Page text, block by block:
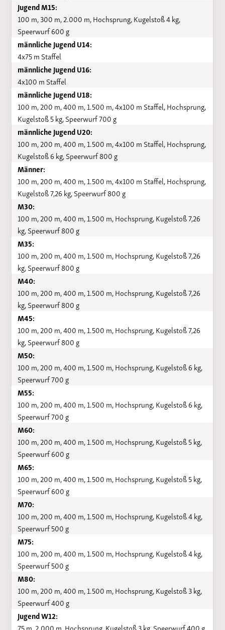
Jugend M15:
100 m, 300 m, 2.000 m, Hochsprung, Kugelstoß 4 kg,
Speerwurf 600 g
männliche Jugend U14:
4x75 m Staffel
männliche Jugend U16:
4x100 m Staffel
männliche Jugend U18:
100 m, 200 m, 400 m, 1.500 m, 4x100 m Staffel, Hochsprung,
Kugelstoß 5 kg, Speerwurf 700 g
männliche Jugend U20:
100 m, 200 m, 400 m, 1.500 m, 4x100 m Staffel, Hochsprung,
Kugelstoß 6 kg, Speerwurf 800 g
Männer:
100 m, 200 m, 400 m, 1.500 m, 4x100 m Staffel, Hochsprung,
Kugelstoß 7,26 kg, Speerwurf 800 g
M30:
100 m, 200 m, 400 m, 1.500 m, Hochsprung, Kugelstoß 7,26
kg, Speerwurf 800 g
M35:
100 m, 200 m, 400 m, 1.500 m, Hochsprung, Kugelstoß 7,26
kg, Speerwurf 800 g
M40:
100 m, 200 m, 400 m, 1.500 m, Hochsprung, Kugelstoß 7,26
kg, Speerwurf 800 g
M45:
100 m, 200 m, 400 m, 1.500 m, Hochsprung, Kugelstoß 7,26
kg, Speerwurf 800 g
M50:
100 m, 200 m, 400 m, 1.500 m, Hochsprung, Kugelstoß 6 kg,
Speerwurf 700 g
M55:
100 m, 200 m, 400 m, 1.500 m, Hochsprung, Kugelstoß 6 kg,
Speerwurf 700 g
M60:
100 m, 200 m, 400 m, 1.500 m, Hochsprung, Kugelstoß 5 kg,
Speerwurf 600 g
M65:
100 m, 200 m, 400 m, 1.500 m, Hochsprung, Kugelstoß 5 kg,
Speerwurf 600 g
M70:
100 m, 200 m, 400 m, 1.500 m, Hochsprung, Kugelstoß 4 kg,
Speerwurf 500 g
M75:
100 m, 200 m, 400 m, 1.500 m, Hochsprung, Kugelstoß 4 kg,
Speerwurf 500 g
M80:
100 m, 200 m, 400 m, 1.500 m, Hochsprung, Kugelstoß 3 kg,
Speerwurf 400 g
Jugend W12:
75 m, 2.000 m, Hochsprung, Kugelstoß 3 kg, Speerwurf 400 g